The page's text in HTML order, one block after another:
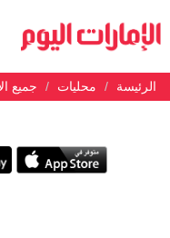
الرئيسة محليات جميع